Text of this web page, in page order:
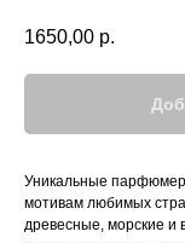
1650,00 р.
Уникальные
мотивам любимых
древесные, морские и